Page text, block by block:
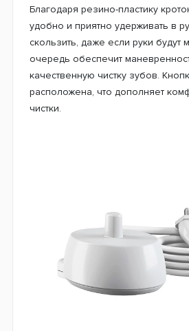
Благодаря резино-пластику
удобно и приятно удерживать в
скользить, даже если руки будут
очередь обеспечит
качественную чистку зубов.
расположена, что дополняет
чистки.